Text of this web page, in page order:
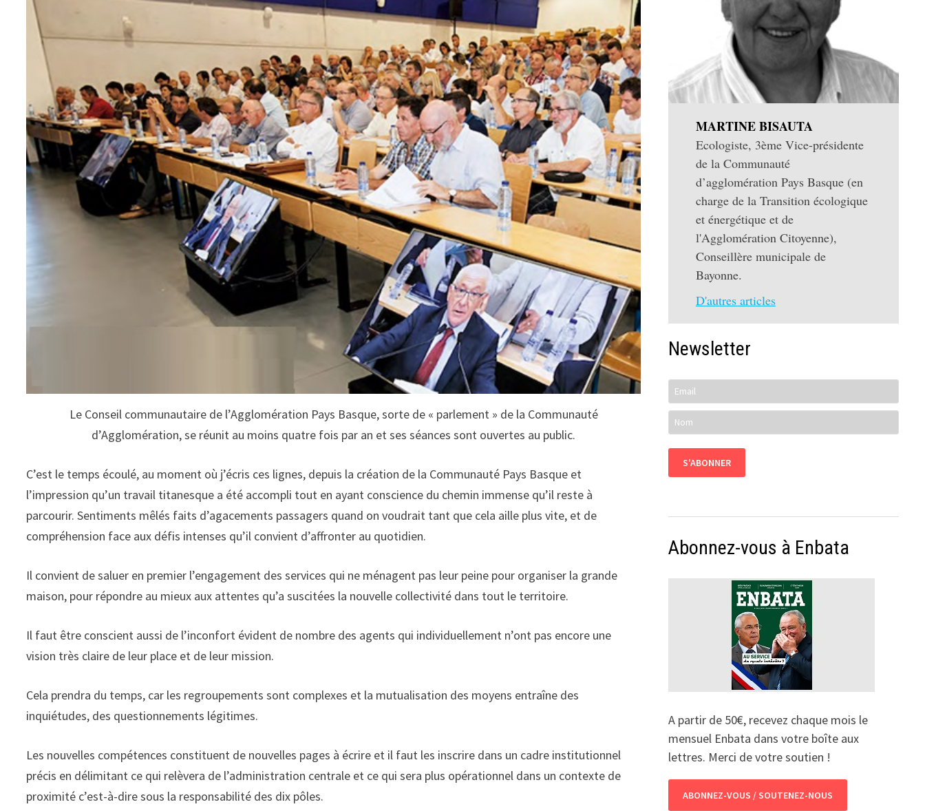
Le Conseil communautaire de l’Agglomération Pays Basque, sorte de « parlement » de la Communauté
d’Agglomération, se réunit au moins quatre fois par an et ses séances sont ouvertes au public.
C’est le temps écoulé, au moment où j’écris ces lignes, depuis la création de la Communauté Pays Basque et
l’impression qu’un travail titanesque a été accompli tout en ayant conscience du chemin immense qu’il reste à
parcourir. Sentiments mêlés faits d’agacements passagers quand on voudrait tant que cela aille plus vite, et de
compréhension face aux défis intenses qu’il convient d’affronter au quotidien.
Il convient de saluer en premier l’engagement des services qui ne ménagent pas leur peine pour organiser la grande
maison, pour répondre au mieux aux attentes qu’a suscitées la nouvelle collectivité dans tout le territoire.
Il faut être conscient aussi de l’inconfort évident de nombre des agents qui individuellement n’ont pas encore une
vision très claire de leur place et de leur mission.
Cela prendra du temps, car les regroupements sont complexes et la mutualisation des moyens entraîne des
inquiétudes, des questionnements légitimes.
Les nouvelles compétences constituent de nouvelles pages à écrire et il faut les inscrire dans un cadre institutionnel
précis en délimitant ce qui relèvera de l’administration centrale et ce qui sera plus opérationnel dans un contexte de
proximité c’est-à-dire sous la responsabilité des dix pôles.
MARTINE BISAUTA
Ecologiste, 3ème Vice-présidente
de la Communauté
d’agglomération Pays Basque (en
charge de la Transition écologique
et énergétique et de
l'Agglomération Citoyenne),
Conseillère municipale de
Bayonne.
D'autres articles
Newsletter
Abonnez-vous à Enbata
A partir de 50€, recevez chaque mois le
mensuel Enbata dans votre boîte aux
lettres. Merci de votre soutien !
ABONNEZ-VOUS / SOUTENEZ-NOUS